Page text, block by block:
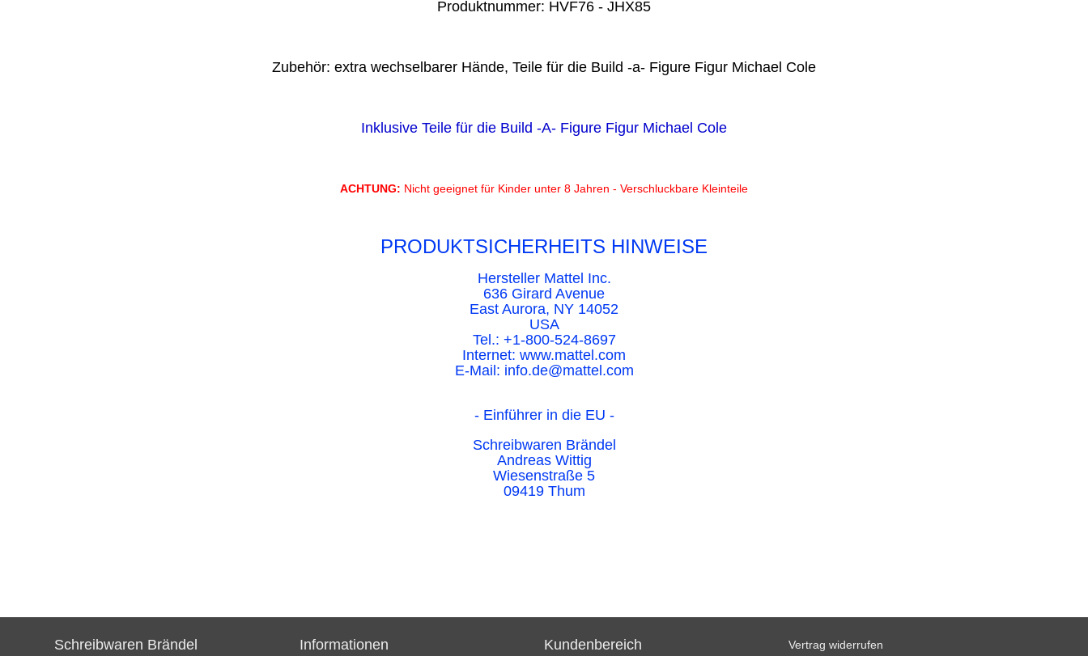
Produktnummer: HVF76 - JHX85
Zubehör: extra wechselbarer Hände, Teile für die Build -a- Figure Figur Michael Cole
Inklusive Teile für die Build -A- Figure Figur Michael Cole
ACHTUNG: Nicht geeignet für Kinder unter 8 Jahren - Verschluckbare Kleinteile
PRODUKTSICHERHEITS HINWEISE
Hersteller Mattel Inc.
636 Girard Avenue
East Aurora, NY 14052
USA
Tel.: +1-800-524-8697
Internet: www.mattel.com
E-Mail: info.de@mattel.com
- Einführer in die EU -
Schreibwaren Brändel
Andreas Wittig
Wiesenstraße 5
09419 Thum
Schreibwaren Brändel Informationen Kundenbereich Vertrag widerrufen